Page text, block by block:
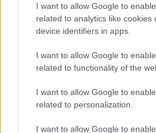
I want to allow Google to
related to analytics like cookies
device identifiers in apps.
I want to allow Google to
related to functionality of the
I want to allow Google to
related to personalization.
I want to allow Google to
Eltört
tomnemtom_ori •2009. szeptember 02.
Pazar pár órát töltöttünk
ezalatt, hogy csak a FIA GT1
versenyzői voltak jelen, nem